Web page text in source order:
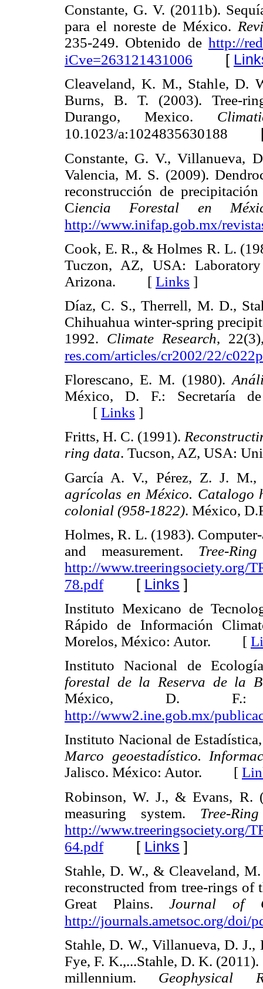
Constante, G. V. (2011b).
para el noreste de México.
235-249. Obtenido de http://
iCve=263121431006 [
Cleaveland, K. M., Stahle, D.
Burns, B. T. (2003). Tree-
Durango, Mexico.
10.1023/a:1024835630188
Constante, G. V., Villanueva,
Valencia, M. S. (2009).
reconstrucción de
Ciencia Forestal en
http://www.inifap.gob.mx/
Cook, E. R., & Holmes R. L.
Tuczon, AZ, USA:
Arizona. [ Links ]
Díaz, C. S., Therrell, M. D.,
Chihuahua winter-spring
1992. Climate Research,
res.com/articles/cr2002/22/
Florescano, E. M. (1980).
México, D. F.: Secretaría
[ Links ]
Fritts, H. C. (1991).
ring data. Tucson, AZ, USA:
García A. V., Pérez, Z. J.
agrícolas en México. Catalogo
colonial (958-1822). México,
Holmes, R. L. (1983).
and measurement. Tree-
http://www.treeringsociety.org/
78.pdf[ Links ]
Instituto Mexicano de
Rápido de Información
Morelos, México: Autor. [
Instituto Nacional de
forestal de la Reserva de la
México, D. F.:
http://www2.ine.gob.mx/
Instituto Nacional de
Marco geoestadístico.
Jalisco. México: Autor. [
Robinson, W. J., & Evans, R.
measuring system. Tree-
http://www.treeringsociety.org/
64.pdf[ Links ]
Stahle, D. W., & Cleaveland,
reconstructed from tree-rings of
Great Plains.Journal of
http://journals.ametsoc.org/doi/
Stahle, D. W., Villanueva, D. J.,
Fye, F. K.,...Stahle, D. K.
millennium. Geophysical